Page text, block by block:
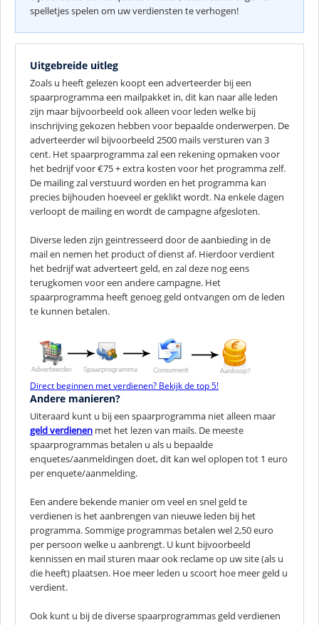
spelletjes spelen om uw verdiensten te verhogen!
Uitgebreide uitleg
Zoals u heeft gelezen koopt een adverteerder bij een
spaarprogramma een mailpakket in, dit kan naar alle leden
zijn maar bijvoorbeeld ook alleen voor leden welke bij
inschrijving gekozen hebben voor bepaalde onderwerpen. De
adverteerder wil bijvoorbeeld 2500 mails versturen van 3
cent. Het spaarprogramma zal een rekening opmaken voor
het bedrijf voor €75 + extra kosten voor het programma zelf.
De mailing zal verstuurd worden en het programma kan
precies bijhouden hoeveel er geklikt wordt. Na enkele dagen
verloopt de mailing en wordt de campagne afgesloten.
Diverse leden zijn geintresseerd door de aanbieding in de
mail en nemen het product of dienst af. Hierdoor verdient
het bedrijf wat adverteert geld, en zal deze nog eens
terugkomen voor een andere campagne. Het
spaarprogramma heeft genoeg geld ontvangen om de leden
te kunnen betalen.
Direct beginnen met verdienen? Bekijk de top 5!
Andere manieren?
Uiteraard kunt u bij een spaarprogramma niet alleen maar
geld verdienen met het lezen van mails. De meeste
spaarprogrammas betalen u als u bepaalde
enquetes/aanmeldingen doet, dit kan wel oplopen tot 1 euro
per enquete/aanmelding.
Een andere bekende manier om veel en snel geld te
verdienen is het aanbrengen van nieuwe leden bij het
programma. Sommige programmas betalen wel 2,50 euro
per persoon welke u aanbrengt. U kunt bijvoorbeeld
kennissen en mail sturen maar ook reclame op uw site (als u
die heeft) plaatsen. Hoe meer leden u scoort hoe meer geld u
verdient.
Ook kunt u bij de diverse spaarprogrammas geld verdienen